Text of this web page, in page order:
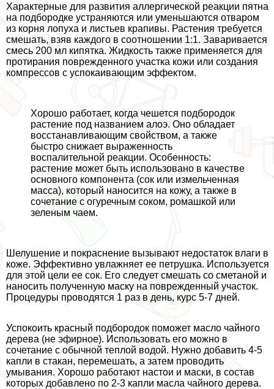
Хаpaктерные для развития аллергической реакции пятна
на подбородке устраняются или уменьшаются отваром
из корня лопуха и листьев крапивы. Растения требуется
смешать, взяв каждого в соотношении 1:1. Заваривается
смесь 200 мл кипятка. Жидкость также применяется для
протирания поврежденного участка кожи или создания
компрессов с успокаивающим эффектом.
Хорошо работает, когда чешется подбородок
растение под названием алоэ. Оно обладает
восстанавливающим свойством, а также
быстро снижает выраженность
воспалительной реакции. Особенность:
растение может быть использовано в качестве
основного компонента (сок или измельченная
масса), который наносится на кожу, а также в
сочетание с огуречным соком, ромашкой или
зеленым чаем.
Шелушение и покраснение вызывают недостаток влаги в
коже. Эффективно увлажняет ее петрушка. Используется
для этой цели ее сок. Его следует смешать со сметаной и
наносить полученную маску на поврежденный участок.
Процедуры проводятся 1 раз в день, курс 5-7 дней.
Успокоить красный подбородок поможет масло чайного
дерева (не эфирное). Использовать его можно в
сочетание с обычной теплой водой. Нужно добавить 4-5
капли в стакан, перемешать, а затем проводить
умывания. Хорошо работают настои и маски, в состав
которых добавлено по 2-3 капли масла чайного дерева.